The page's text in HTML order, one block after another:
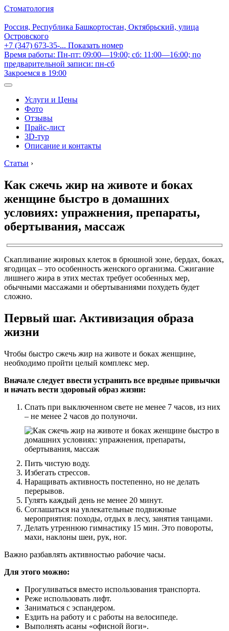
Стоматология
Россия, Республика Башкортостан, Октябрьский, улица
Островского
+7 (347) 673-35-... Показать номер
Время работы: Пн-пт: 09:00—19:00; сб: 11:00—16:00; по
предварительной записи: пн-сб
Закроемся в 19:00
Услуги и Цены
Фото
Отзывы
Прайс-лист
3D-тур
Описание и контакты
Статьи ›
Как сжечь жир на животе и боках
женщине быстро в домашних
условиях: упражнения, препараты,
обертывания, массаж
Скапливание жировых клеток в брюшной зоне, бердах, боках,
ягодицах – это особенность женского организма. Сжигание
лишнего жира в этих местах требует особенных мер,
обычными массажами и обертываниями похудеть будет
сложно.
Первый шаг. Активизация образа
жизни
Чтобы быстро сжечь жир на животе и боках женщине,
необходимо пройти целый комплекс мер.
Вначале следует ввести устранить все вредные привычки
и начать вести здоровый образ жизни:
Спать при выключенном свете не менее 7 часов, из них
– не менее 2 часов до полуночи.
Пить чистую воду.
Избегать стрессов.
Наращивать активность постепенно, но не делать
перерывов.
Гулять каждый день не менее 20 минут.
Соглашаться на увлекательные подвижные
мероприятия: походы, отдых в лесу, занятия танцами.
Делать утреннюю гимнастику 15 мин. Это повороты,
махи, наклоны шеи, рук, ног.
Важно разбавлять активностью рабочие часы.
Для этого можно:
Прогуливаться вместо использования транспорта.
Реже использовать лифт.
Заниматься с эспандером.
Ездить на работу и с работы на велосипеде.
Выполнять асаны «офисной йоги».